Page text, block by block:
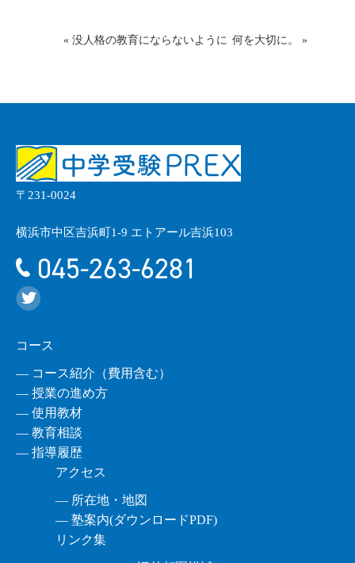
« 没人格の教育にならないように 何を大切に。 »
〒231-0024
横浜市中区吉浜町1-9 エトアール吉浜103
045-263-6281
コース
― コース紹介（費用含む）
― 授業の進め方
― 使用教材
― 教育相談
― 指導履歴
アクセス
― 所在地・地図
― 塾案内(ダウンロードPDF)
リンク集